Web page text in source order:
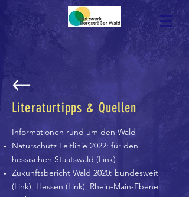
Literaturtipps & Quellen
Informationen rund um den Wald
Naturschutz Leitlinie 2022: für den
hessischen Staatswald (Link)
Zukunftsbericht Wald 2020: bundesweit
(Link), Hessen (Link), Rhein-Main-Ebene